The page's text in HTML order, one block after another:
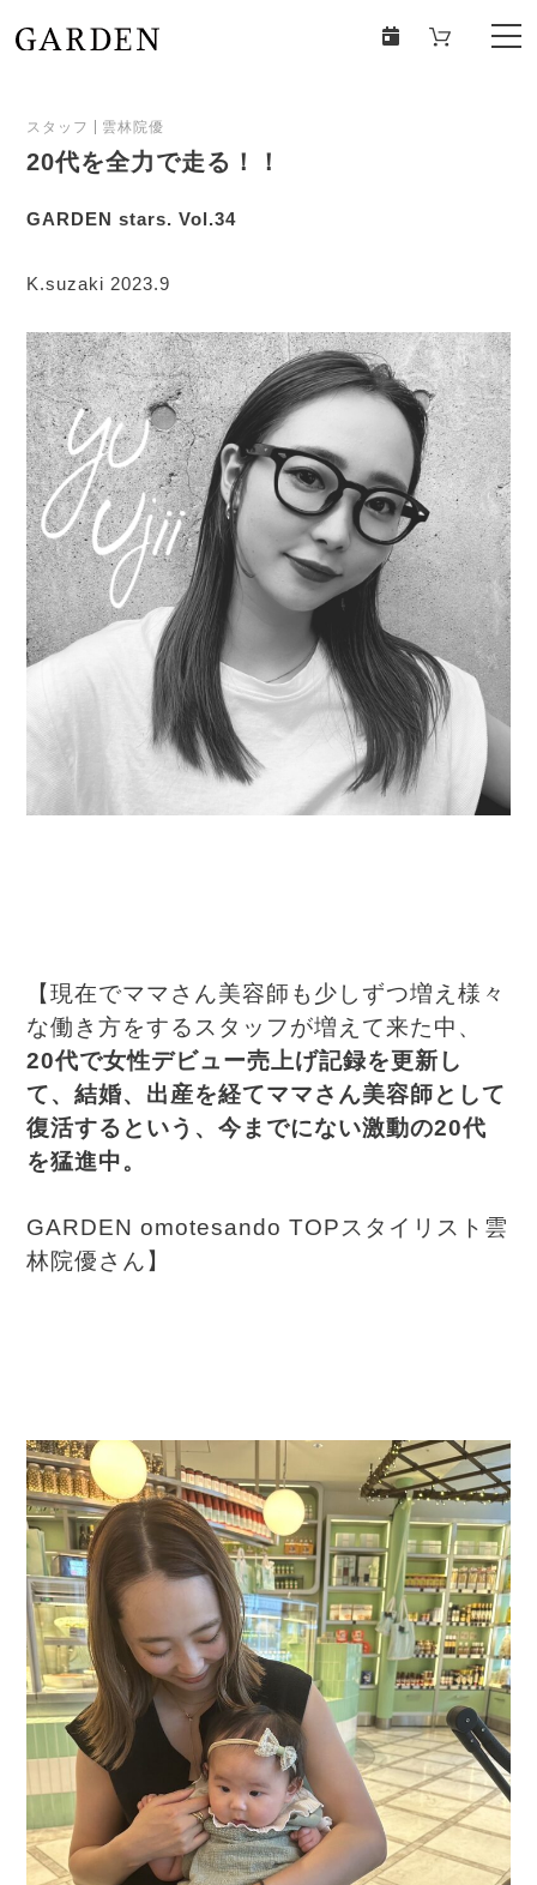
スタッフ 雲林院優
20代を全力で走る！！
GARDEN stars. Vol.34
K.suzaki 2023.9
【現在でママさん美容師も少しずつ増え様々
な働き方をするスタッフが増えて来た中、
20代で女性デビュー売上げ記録を更新し
て、結婚、出産を経てママさん美容師として
復活するという、今までにない激動の20代
を猛進中。
GARDEN omotesando TOPスタイリスト雲
林院優さん】